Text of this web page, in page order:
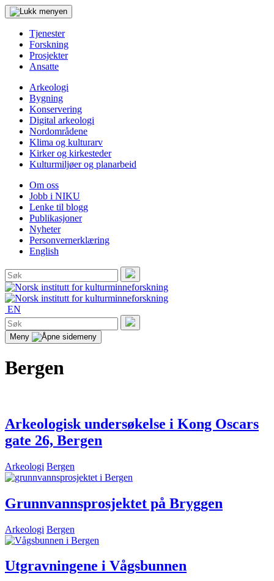
Tjenester
Forskning
Prosjekter
Ansatte
Arkeologi
Bygning
Konservering
Digital arkeologi
Nordområdene
Klima og kulturarv
Kirker og kirkesteder
Kulturmiljøer og planarbeid
Om oss
Jobb i NIKU
Lenke til blogg
Publikasjoner
Nyheter
Personvernerklæring
English
Søk
etter:
Søk
EN
Søk
etter:
Søk
Meny
Bergen
Arkeologisk undersøkelse i Kong Oscars
gate 26, Bergen
Arkeologi Bergen
Grunnvannsprosjektet på Bryggen
Arkeologi Bergen
Utgravningene i Vågsbunnen